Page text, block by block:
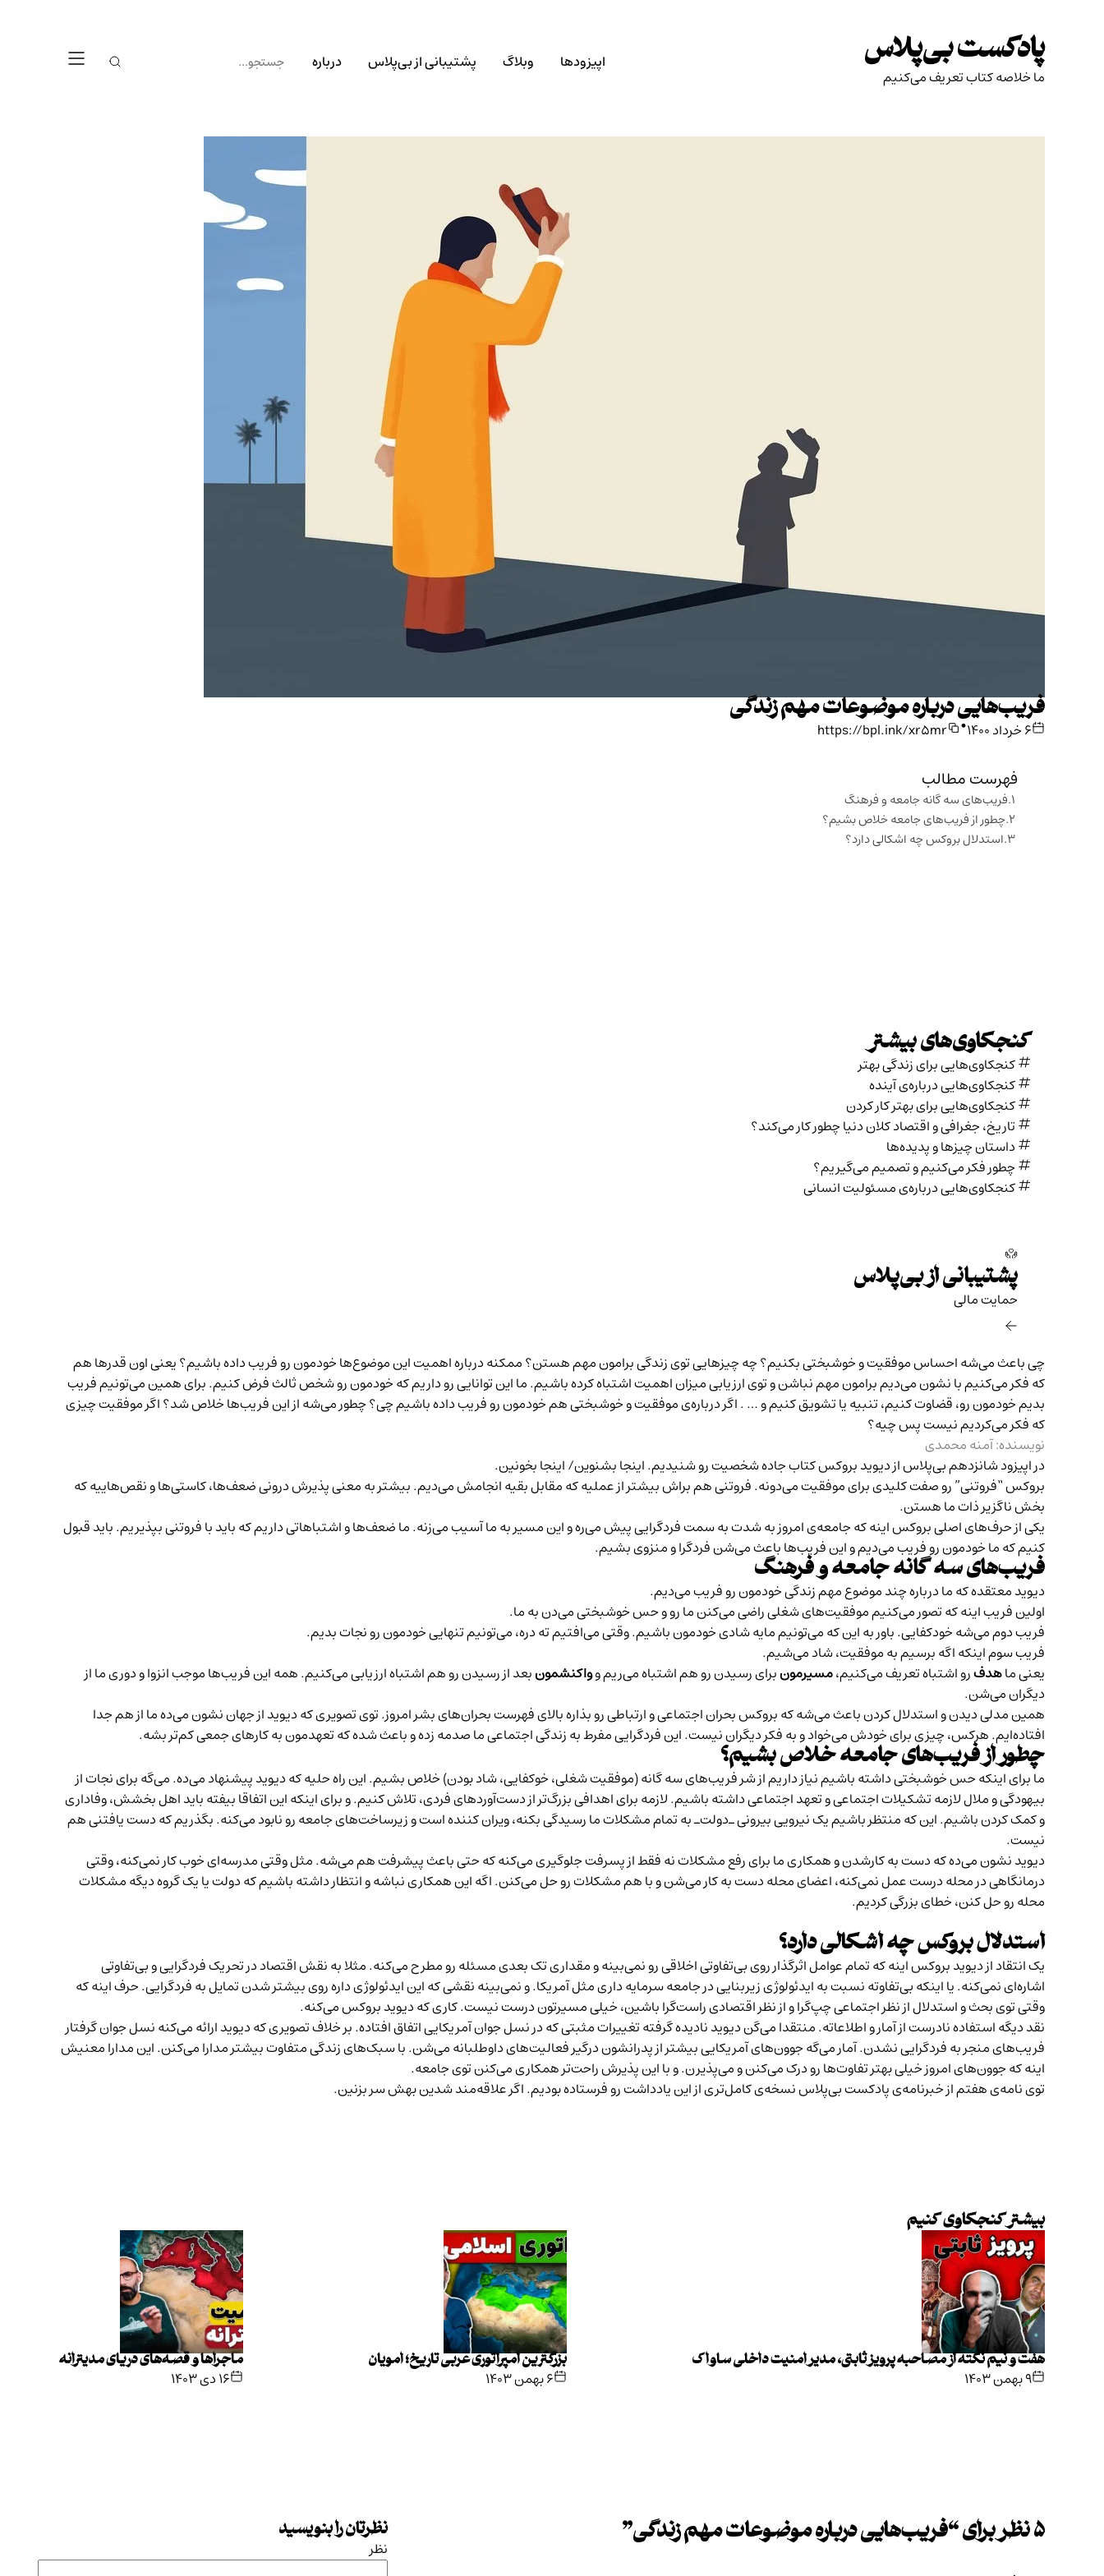
to
content
پادکست بی‌پلاس
ما خلاصه کتاب تعریف می‌کنیم
اپیزودها وبلاگ پشتیبانی از بی‌پلاس درباره
فریب‌هایی درباره موضوعات مهم زندگی
۶ خرداد ۱۴۰۰ •
https://bpl.ink/xr5mr
فهرست مطالب
فریب‌های سه گانه جامعه و فرهنگ
چطور از فریب‌های جامعه خلاص بشیم؟
استدلال بروکس چه اشکالی دارد؟
کنجکاوی‌های بیشتر
کنجکاوی‌هایی برای زندگی بهتر
کنجکاوی‌هایی درباره‌ی آينده
کنجکاوی‌هایی برای بهتر کار کردن
تاریخ،‌ جغرافی و اقتصاد کلان دنیا چطور کار می‌کند؟
داستان چیزها و پدیده‌ها
چطور فکر می‌کنیم و تصمیم می‌گیریم؟
کنجکاوی‌هایی درباره‌ی مسئولیت انسانی
پشتیبانی از بی‌پلاس
حمایت مالی‌
چی باعث می‌شه احساس موفقیت و خوشبختی بکنیم؟ چه چیزهایی توی زندگی برامون مهم هستن؟ ممکنه درباره اهمیت این موضوع‌ها خودمون رو فریب داده باشیم؟ یعنی اون قدرها هم
که فکر می‌کنیم با نشون می‌دیم برامون مهم نباشن و توی ارزیابی میزان اهمیت اشتباه کرده باشیم. ما این توانایی رو داریم که خودمون رو شخص ثالث فرض کنیم. برای همین می‌تونیم فریب
بدیم خودمون رو، قضاوت کنیم، تنبیه یا تشویق کنیم و … . اگر درباره‌ی موفقیت و خوشبختی هم خودمون رو فریب داده باشیم چی؟ چطور می‌شه از این فریب‌ها خلاص شد؟ اگر موفقیت چیزی
که فکر می‌کردیم نیست پس چیه؟
نویسنده: آمنه محمدی
در اپیزود شانزدهم بی‌پلاس از دیوید بروکس کتاب جاده شخصیت رو شنیدیم.اینجا بشنوین/اینجا بخونین.
بروکس “فروتنی” رو صفت کلیدی برای موفقیت می‌دونه. فروتنی هم براش بیشتر از عملیه که مقابل بقیه انجامش می‌دیم. بیشتر به معنی پذیرش درونی ضعف‌ها، کاستی‌ها و نقص‌هاییه که
بخش ناگزیر ذات ما هستن.
یکی از حرف‌های اصلی بروکس اینه که جامعه‌ی امروز به شدت به سمت فردگرایی پیش می‌ره و این مسیر به ما آسیب‌ می‌زنه. ما ضعف‌ها و اشتباهاتی داریم که باید با فروتنی بپذیریم. باید قبول
کنیم که ما خودمون رو فریب می‌دیم و این فریب‌ها باعث می‌شن فردگرا و منزوی بشیم.
فریب‌های سه گانه جامعه و فرهنگ
دیوید معتقده که ما درباره چند موضوع مهم زندگی خودمون رو فریب می‌دیم.
اولین فریب اینه که تصور می‌کنیم موفقیت‌های شغلی راضی می‌کنن ما رو و حس خوشبختی می‌دن به ما.
فریب دوم می‌شه خودکفا‌یی. باور به این که می‌تونیم مایه شادی خودمون باشیم. وقتی می‌‌افتیم ته دره، می‌تونیم تنهایی خودمون رو نجات بدیم.
فریب سوم اینکه اگه برسیم به موفقیت، شاد می‌شیم.
یعنی ماهدفرو اشتباه تعریف می‌کنیم،مسیرمونبرای رسیدن رو هم اشتباه می‌ریم وواکنشمونبعد از رسیدن رو هم اشتباه ارزیابی می‌کنیم. همه این فریب‌ها موجب انزوا و دوری ما از
دیگران می‌شن.
همین مدلی دیدن و استدلال کردن باعث می‌شه که بروکس بحران اجتماعی و ارتباطی رو بذاره بالای فهرست بحران‌های بشر امروز. توی تصویری که دیوید از جهان نشون می‌ده ما از هم جدا
افتاده‌ایم. هرکس، چیزی برای خودش می‌خواد و به فکر دیگران نیست. این فردگرایی مفرط به زندگی اجتماعی ما صدمه زده و باعث شده که تعهدمون به کارهای جمعی کم‌تر بشه.
چطور از فریب‌های جامعه خلاص بشیم؟
ما برای اینکه حس خوشبختی داشته باشیم نیاز داریم از شر فریب‌های سه گانه (موفقیت شغلی، خوکفایی، شاد بودن) خلاص بشیم. این راه حلیه که دیوید پیشنهاد می‌ده. می‌گه برای نجات از
بیهودگی و ملال لازمه تشکیلات اجتماعی و تعهد اجتماعی داشته باشیم. لازمه برای اهدافی بزرگ‌تر از دست‌آوردهای فردی، تلاش کنیم. و برای اینکه این اتفاقا بیفته باید اهل بخشش، وفاداری
و کمک کردن باشیم. این‌ که منتظر باشیم یک نیرویی بیرونی ـ‌دولت‌ـ به تمام مشکلات ما رسیدگی بکنه، ویران کننده است و زیرساخت‌های جامعه رو نابود می‌کنه. بگذریم که دست یافتنی هم
نیست.
دیوید نشون می‌ده که دست به ‌کارشدن و همکاری ما برای رفع مشکلات‌‌ نه فقط از پسرفت جلوگیری می‌کنه که حتی باعث پیشرفت هم می‌شه. مثل وقتی مدرسه‌ای خوب کار نمی‌کنه، وقتی
درمانگاهی در محله درست عمل نمی‌کنه، اعضای محله دست به‌ کار می‌شن و با هم مشکلات رو حل می‌کنن. اگه این همکاری نباشه و انتظار داشته باشیم که دولت یا یک گروه دیگه مشکلات
محله رو حل کنن، خطای بزرگی کردیم.
استدلال بروکس چه اشکالی دارد؟
یک انتقاد از دیوید بروکس اینه که تمام عوامل اثرگذار روی بی‌تفاوتی اخلاقی رو نمی‌بینه و مقداری تک بعدی مسئله رو مطرح می‌کنه. مثلا به نقش اقتصاد در تحریک فردگرایی و بی‌تفاوتی
اشاره‌ای نمی‌کنه. یا اینکه بی‌تفاوته نسبت به ایدئولوژی زیربنایی در جامعه سرمایه داری مثل آمریکا. و نمی‌بینه نقشی که این ایدئولوژی داره روی بیشتر شدن تمایل به فردگرایی. حرف اینه که
وقتی توی بحث و استدلال از نظر اجتماعی چپ‌گرا و از نظر اقتصادی راست‌گرا باشین، خیلی مسیرتون درست نیست. کاری که دیوید بروکس می‌کنه.
نقد دیگه استفاده نادرست از آمار و اطلاعاته. منتقدا می‌گن دیوید نادیده گرفته تغییرات مثبتی که در نسل جوان آمریکایی اتفاق افتاده. بر خلاف تصویری که دیوید ارائه می‌کنه نسل جوان گرفتار
فریب‌های منجر به فردگرایی نشدن. آمار می‌گه جوون‌های آمریکایی بیشتر از پدرانشون درگیر فعالیت‌های داوطلبانه می‌شن. با سبک‌های زندگی متفاوت بیشتر مدارا می‌کنن. این مدارا معنیش
اینه که جوون‌های امروز خیلی بهتر تفاوت‌ها رو درک می‌کنن و می‌پذیرن. و با این پذیرش راحت‌تر همکاری می‌کنن توی جامعه.
توی نامه‌ی هفتم از خبرنامه‌ی پادکست بی‌پلاس نسخه‌ی کامل‌تری از این یادداشت رو فرستاده بودیم. اگر علاقه‌مند شدینبهش سر بزنین.
بیشتر کنجکاوی کنیم
هفت و نیم نکته از مصاحبه پرویز ثابتی، مدیر امنیت داخلی ساواک
۹ بهمن ۱۴۰۳
بزرگترین امپراتوری عربی تاریخ؛ امویان
۶ بهمن ۱۴۰۳
ماجراها و قصه‌های دریای مدیترانه
۱۶ دی ۱۴۰۳
۵ نظر برای “ فریب‌هایی درباره موضوعات مهم زندگی”
نظرتان را بنویسید
نظر